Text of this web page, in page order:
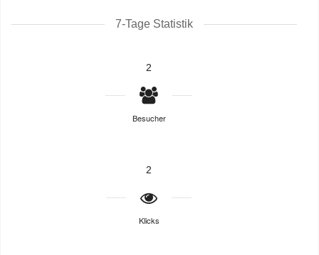
7-Tage Statistik
2
Besucher
2
Klicks